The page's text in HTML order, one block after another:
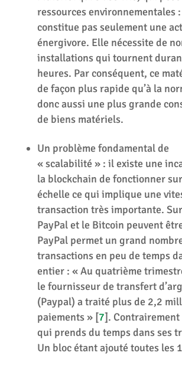
ressources environnementales
constitue pas seulement une
énergivore. Elle nécessite de
installations qui tournent
heures. Par conséquent, ce
de façon plus rapide qu’à la
donc aussi une plus grande
de biens matériels.
Un problème fondamental de
« scalabilité » : il existe une
la blockchain de fonctionner
échelle ce qui implique une
transaction très importante.
PayPal et le Bitcoin peuvent
PayPal permet un grand
transactions en peu de temps
entier : « Au quatrième
le fournisseur de transfert
(Paypal) a traité plus de 2,2
paiements »[7].
qui prends du temps dans ses
Un bloc étant ajouté toutes les